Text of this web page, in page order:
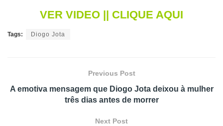
VER VIDEO || CLIQUE AQUI
Tags: Diogo Jota
Previous Post
A emotiva mensagem que Diogo Jota deixou à mulher
três dias antes de morrer
Next Post